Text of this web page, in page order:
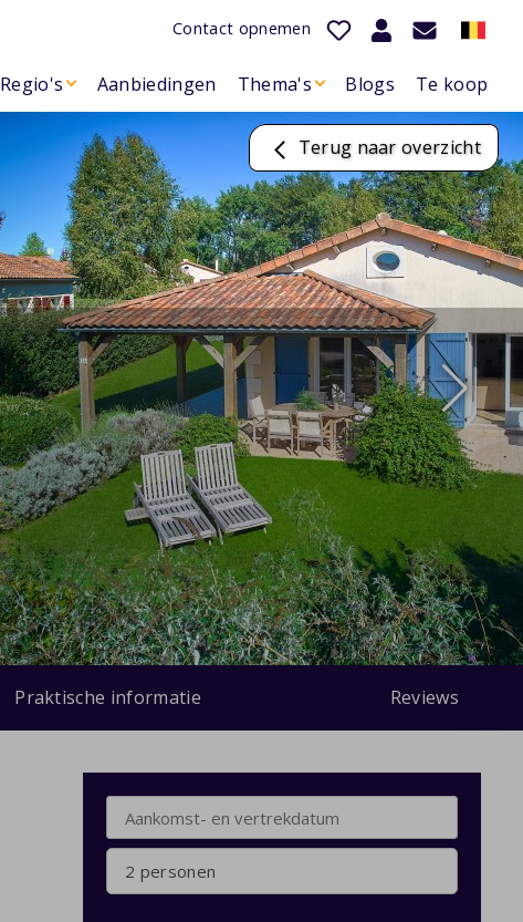
Contact opnemen
Regio's Aanbiedingen Thema's Blogs Te koop
Terug naar overzicht
Praktische informatie Reviews
2 personen